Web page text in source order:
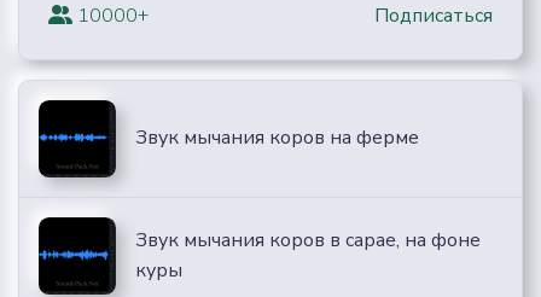
10000+ Подписаться
Звук мычания коров на ферме
Звук мычания коров в сарае, на фоне
куры